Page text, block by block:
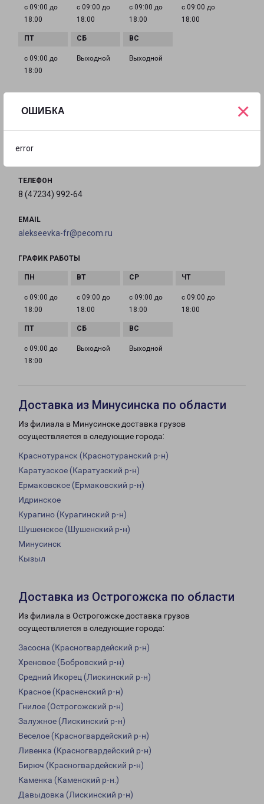
ОШИБКА
error
×
с 09:00 до
18:00
с 09:00 до
18:00
с 09:00 до
18:00
с 09:00 до
18:00
с 09:00 до
18:00
Выходной Выходной
АЛЕКСЕЕВКА
Белгородская обл., г. Алексеевка, ул. Заводская 15
ТЕЛЕФОН
8 (47234) 992-64
EMAIL
alekseevka-fr@pecom.ru
ГРАФИК РАБОТЫ
с 09:00 до
18:00
с 09:00 до
18:00
с 09:00 до
18:00
с 09:00 до
18:00
с 09:00 до
18:00
Выходной Выходной
Доставка из Минусинска по области
Из филиала в Минусинске доставка грузов
осуществляется в следующие города:
Краснотуранск (Краснотуранский р-н)
Каратузское (Каратузский р-н)
Ермаковское (Ермаковский р-н)
Идринское
Курагино (Курагинский р-н)
Шушенское (Шушенский р-н)
Минусинск
Кызыл
Доставка из Острогожска по области
Из филиала в Острогожске доставка грузов
осуществляется в следующие города:
Засосна (Красногвардейский р-н)
Хреновое (Бобровский р-н)
Средний Икорец (Лискинский р-н)
Красное (Красненский р-н)
Гнилое (Острогожский р-н)
Залужное (Лискинский р-н)
Веселое (Красногвардейский р-н)
Ливенка (Красногвардейский р-н)
Бирюч (Красногвардейский р-н)
Каменка (Каменский р-н.)
Давыдовка (Лискинский р-н)